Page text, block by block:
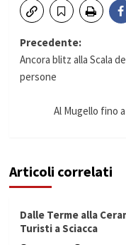
Navigazione
articolo
Precedente:
Ancora blitz alla Scala
persone
Al Mugello fino
Articoli correlati
Dalle Terme alla
Turisti a Sciacca